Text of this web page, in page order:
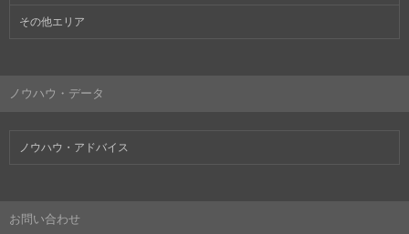
その他エリア
ノウハウ・データ
ノウハウ・アドバイス
お問い合わせ